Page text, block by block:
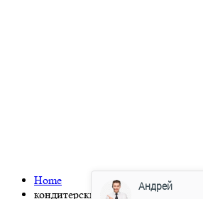
Home
кондитерские витрины
Андрей